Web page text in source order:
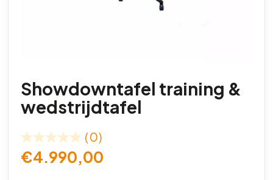
Showdowntafel training &
wedstrijdtafel
(0)
€4.990,00